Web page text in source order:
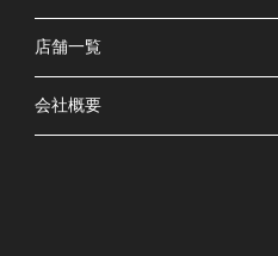
店舗一覧
会社概要